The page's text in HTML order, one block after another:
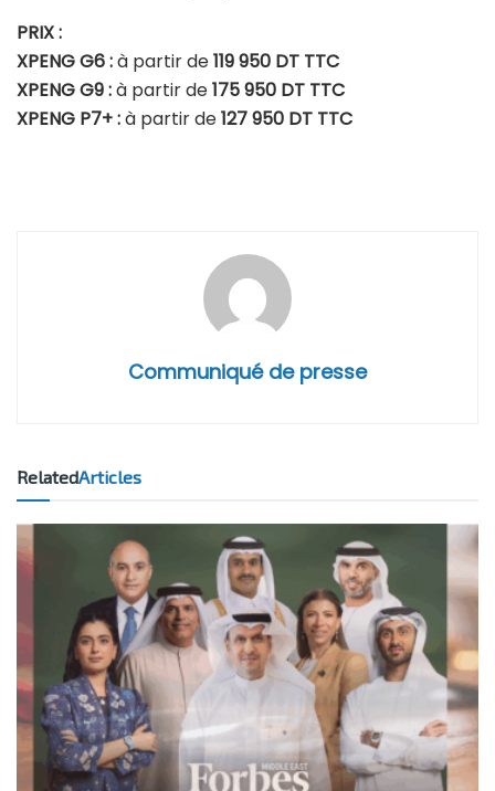
PRIX :
XPENG G6 :à partir de119 950 DT TTC
XPENG G9 :à partir de175 950 DT TTC
XPENG P7+ :à partir de127 950 DT TTC
Communiqué de presse
RelatedArticles